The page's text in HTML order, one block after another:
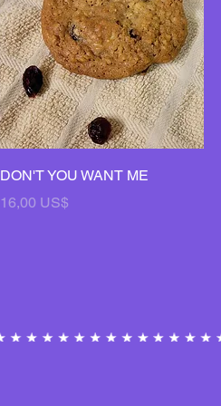
Vista rápida
DON'T YOU WANT ME
Precio
16,00 US$